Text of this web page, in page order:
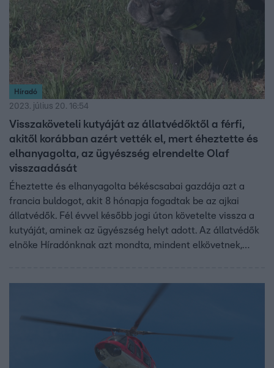
Híradó
2023. július 20. 16:54
Visszaköveteli kutyáját az állatvédőktől a férfi,
akitől korábban azért vették el, mert éheztette és
elhanyagolta, az ügyészség elrendelte Olaf
visszaadását
Éheztette és elhanyagolta békéscsabai gazdája azt a
francia buldogot, akit 8 hónapja fogadtak be az ajkai
állatvédők. Fél évvel később jogi úton követelte vissza a
kutyáját, aminek az ügyészség helyt adott. Az állatvédők
elnöke Híradónknak azt mondta, mindent elkövetnek,